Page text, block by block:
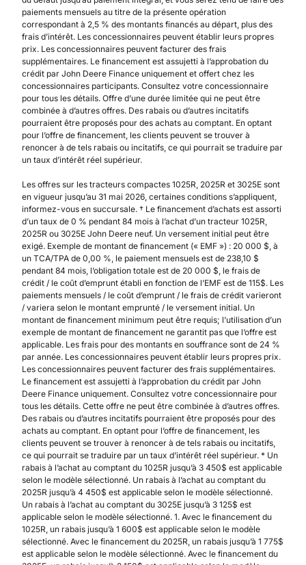
paiements mensuels au titre de la présente opération
correspondant à 2,5 % des montants financés au départ, plus des
frais d’intérêt. Les concessionnaires peuvent établir leurs propres
prix. Les concessionnaires peuvent facturer des frais
supplémentaires. Le financement est assujetti à l’approbation du
crédit par John Deere Finance uniquement et offert chez les
concessionnaires participants. Consultez votre concessionnaire
pour tous les détails. Offre d’une durée limitée qui ne peut être
combinée à d’autres offres. Des rabais ou d’autres incitatifs
pourraient être proposés pour des achats au comptant. En optant
pour l’offre de financement, les clients peuvent se trouver à
renoncer à de tels rabais ou incitatifs, ce qui pourrait se traduire par
un taux d’intérêt réel supérieur.
Les offres sur les tracteurs compactes 1025R, 2025R et 3025E sont
en vigueur jusqu’au 31 mai 2026, certaines conditions s’appliquent,
informez-vous en succursale. † Le financement d’achats est assorti
d’un taux de 0 % pendant 84 mois à l’achat d’un tracteur 1025R,
2025R ou 3025E John Deere neuf. Un versement initial peut être
exigé. Exemple de montant de financement (« EMF ») : 20 000 $, à
un TCA/TPA de 0,00 %, le paiement mensuels est de 238,10 $
pendant 84 mois, l’obligation totale est de 20 000 $, le frais de
crédit / le coût d’emprunt établi en fonction de l’EMF est de 115$. Les
paiements mensuels / le coût d’emprunt / le frais de crédit varieront
/ variera selon le montant emprunté / le versement initial. Un
montant de financement minimum peut être requis; l’utilisation d’un
exemple de montant de financement ne garantit pas que l’offre est
applicable. Les frais pour des montants en souffrance sont de 24 %
par année. Les concessionnaires peuvent établir leurs propres prix.
Les concessionnaires peuvent facturer des frais supplémentaires.
Le financement est assujetti à l’approbation du crédit par John
Deere Finance uniquement. Consultez votre concessionnaire pour
tous les détails. Cette offre ne peut être combinée à d’autres offres.
Des rabais ou d’autres incitatifs pourraient être proposés pour des
achats au comptant. En optant pour l’offre de financement, les
clients peuvent se trouver à renoncer à de tels rabais ou incitatifs,
ce qui pourrait se traduire par un taux d’intérêt réel supérieur. * Un
rabais à l’achat au comptant du 1025R jusqu’à 3 450$ est applicable
selon le modèle sélectionné. Un rabais à l’achat au comptant du
2025R jusqu’à 4 450$ est applicable selon le modèle sélectionné.
Un rabais à l’achat au comptant du 3025E jusqu’à 3 125$ est
applicable selon le modèle sélectionné. 1. Avec le financement du
1025R, un rabais jusqu’à 1 600$ est applicable selon le modèle
sélectionné. Avec le financement du 2025R, un rabais jusqu’à 1 775$
est applicable selon le modèle sélectionné. Avec le financement du